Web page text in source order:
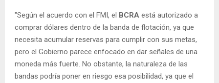
"Según el acuerdo con el FMI, el BCRA está autorizado a
comprar dólares dentro de la banda de flotación, ya que
necesita acumular reservas para cumplir con sus metas,
pero el Gobierno parece enfocado en dar señales de una
moneda más fuerte. No obstante, la naturaleza de las
bandas podría poner en riesgo esa posibilidad, ya que el